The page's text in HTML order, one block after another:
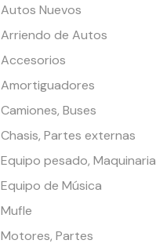
Autos Nuevos
Arriendo de Autos
Accesorios
Amortiguadores
Camiones, Buses
Chasis, Partes externas
Equipo pesado, Maquinaria
Equipo de Música
Mufle
Motores, Partes